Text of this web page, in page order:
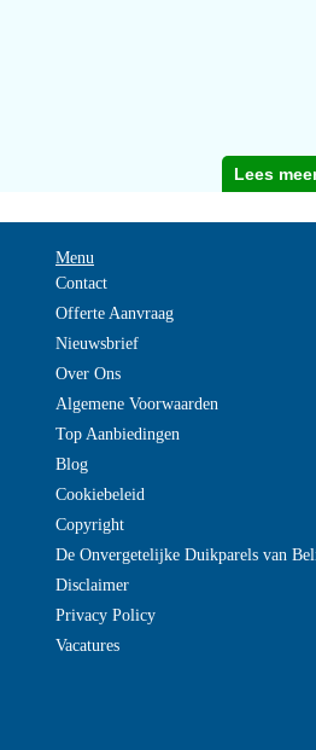
Lees
Menu
Contact
Offerte Aanvraag
Nieuwsbrief
Over Ons
Algemene Voorwaarden
Top Aanbiedingen
Blog
Cookiebeleid
Copyright
De Onvergetelijke Duikparels van
Disclaimer
Privacy Policy
Vacatures